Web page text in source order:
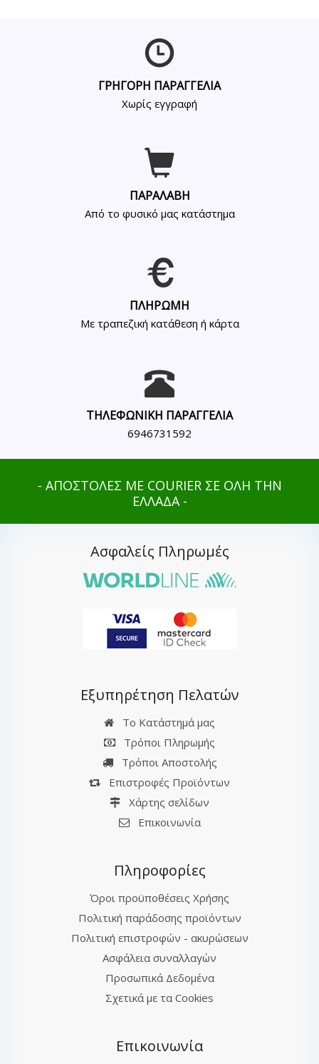
ΓΡΗΓΟΡΗ ΠΑΡΑΓΓΕΛΙΑ
Χωρίς εγγραφή
ΠΑΡΑΛΑΒΗ
Από το φυσικό μας κατάστημα
ΠΛΗΡΩΜΗ
Με τραπεζική κατάθεση ή κάρτα
ΤΗΛΕΦΩΝΙΚΗ ΠΑΡΑΓΓΕΛΙΑ
6946731592
- ΑΠΟΣΤΟΛΕΣ ΜΕ COURIER ΣΕ ΟΛΗ ΤΗΝ
ΕΛΛΑΔΑ -
Ασφαλείς Πληρωμές
Εξυπηρέτηση Πελατών
Το Κατάστημά μας
Τρόποι Πληρωμής
Τρόποι Αποστολής
Επιστροφές Προϊόντων
Χάρτης σελίδων
Επικοινωνία
Πληροφορίες
Όροι προϋποθέσεις Χρήσης
Πολιτική παράδοσης προϊόντων
Πολιτική επιστροφών - ακυρώσεων
Ασφάλεια συναλλαγών
Προσωπικά Δεδομένα
Σχετικά με τα Cookies
Επικοινωνία